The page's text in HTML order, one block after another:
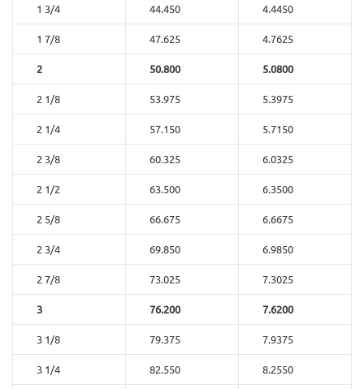
1 3/4 44.450 4.4450
1 7/8 47.625 4.7625
2 50.800 5.0800
2 1/8 53.975 5.3975
2 1/4 57.150 5.7150
2 3/8 60.325 6.0325
2 1/2 63.500 6.3500
2 5/8 66.675 6.6675
2 3/4 69.850 6.9850
2 7/8 73.025 7.3025
3 76.200 7.6200
3 1/8 79.375 7.9375
3 1/4 82.550 8.2550